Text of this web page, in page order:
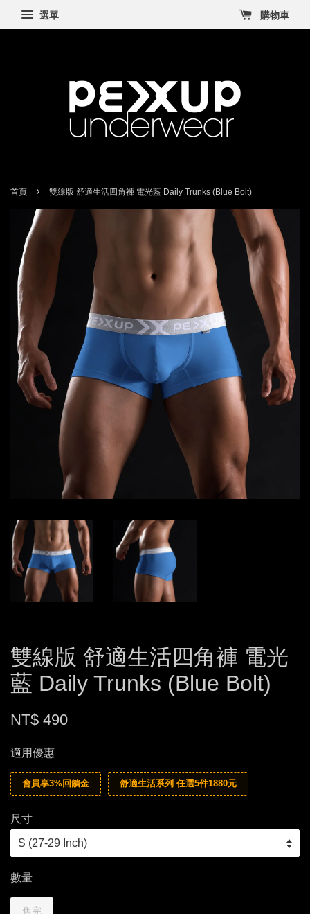
選單 購物車
首頁 › 雙線版 舒適生活四角褲 電光藍 Daily Trunks (Blue Bolt)
雙線版 舒適生活四角褲 電光
藍 Daily Trunks (Blue Bolt)
NT$ 490
適用優惠
會員享3%回饋金 舒適生活系列 任選5件1880元
尺寸
數量
售完